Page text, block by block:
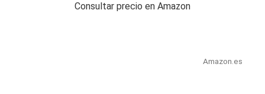
Consultar precio en Amazon
Amazon.es